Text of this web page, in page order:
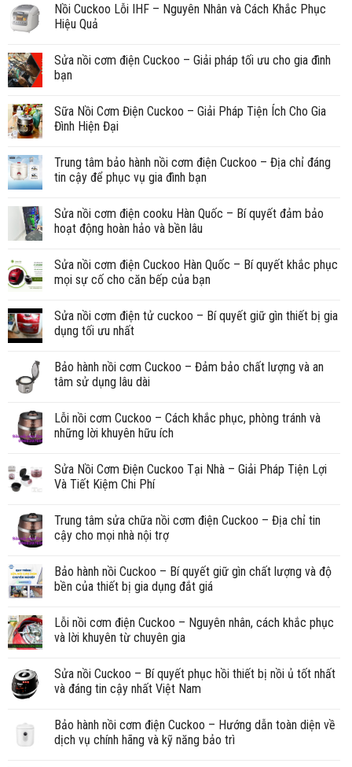
Nồi Cuckoo Lỗi IHF – Nguyên Nhân và Cách Khắc Phục
Hiệu Quả
Sửa nồi cơm điện Cuckoo – Giải pháp tối ưu cho gia đình
bạn
Sữa Nồi Cơm Điện Cuckoo – Giải Pháp Tiện Ích Cho Gia
Đình Hiện Đại
Trung tâm bảo hành nồi cơm điện Cuckoo – Địa chỉ đáng
tin cậy để phục vụ gia đình bạn
Sửa nồi cơm điện cooku Hàn Quốc – Bí quyết đảm bảo
hoạt động hoàn hảo và bền lâu
Sửa nồi cơm điện Cuckoo Hàn Quốc – Bí quyết khắc phục
mọi sự cố cho căn bếp của bạn
Sửa nồi cơm điện tử cuckoo – Bí quyết giữ gìn thiết bị gia
dụng tối ưu nhất
Bảo hành nồi cơm Cuckoo – Đảm bảo chất lượng và an
tâm sử dụng lâu dài
Lỗi nồi cơm Cuckoo – Cách khắc phục, phòng tránh và
những lời khuyên hữu ích
Sửa Nồi Cơm Điện Cuckoo Tại Nhà – Giải Pháp Tiện Lợi
Và Tiết Kiệm Chi Phí
Trung tâm sửa chữa nồi cơm điện Cuckoo – Địa chỉ tin
cậy cho mọi nhà nội trợ
Bảo hành nồi Cuckoo – Bí quyết giữ gìn chất lượng và độ
bền của thiết bị gia dụng đắt giá
Lỗi nồi cơm điện Cuckoo – Nguyên nhân, cách khắc phục
và lời khuyên từ chuyên gia
Sửa nồi Cuckoo – Bí quyết phục hồi thiết bị nồi ủ tốt nhất
và đáng tin cậy nhất Việt Nam
Bảo hành nồi cơm điện Cuckoo – Hướng dẫn toàn diện về
dịch vụ chính hãng và kỹ năng bảo trì